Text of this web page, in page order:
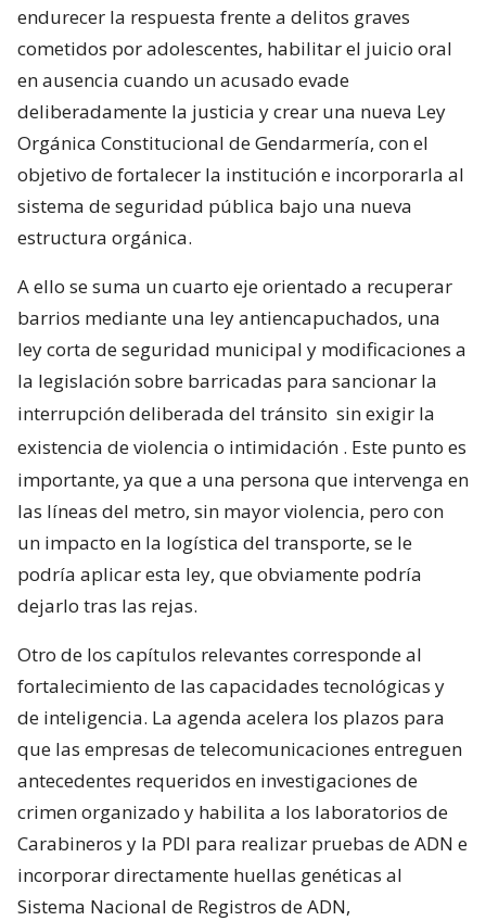
endurecer la respuesta frente a delitos graves
cometidos por adolescentes, habilitar el juicio oral
en ausencia cuando un acusado evade
deliberadamente la justicia y crear una nueva Ley
Orgánica Constitucional de Gendarmería, con el
objetivo de fortalecer la institución e incorporarla al
sistema de seguridad pública bajo una nueva
estructura orgánica.
A ello se suma un cuarto eje orientado a recuperar
barrios mediante una ley antiencapuchados, una
ley corta de seguridad municipal y modificaciones a
la legislación sobre barricadas para sancionar la
interrupción deliberada del tránsito sin exigir la
existencia de violencia o intimidación . Este punto es
importante, ya que a una persona que intervenga en
las líneas del metro, sin mayor violencia, pero con
un impacto en la logística del transporte, se le
podría aplicar esta ley, que obviamente podría
dejarlo tras las rejas.
Otro de los capítulos relevantes corresponde al
fortalecimiento de las capacidades tecnológicas y
de inteligencia. La agenda acelera los plazos para
que las empresas de telecomunicaciones entreguen
antecedentes requeridos en investigaciones de
crimen organizado y habilita a los laboratorios de
Carabineros y la PDI para realizar pruebas de ADN e
incorporar directamente huellas genéticas al
Sistema Nacional de Registros de ADN,